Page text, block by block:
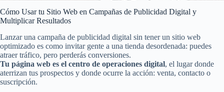
Cómo Usar tu Sitio Web en Campañas de Publicidad Digital y
Multiplicar Resultados
Lanzar una campaña de publicidad digital sin tener un sitio web
optimizado es como invitar gente a una tienda desordenada: puedes
atraer tráfico, pero perderás conversiones.
Tu página web es el centro de operaciones digital, el lugar donde
aterrizan tus prospectos y donde ocurre la acción: venta, contacto o
suscripción.